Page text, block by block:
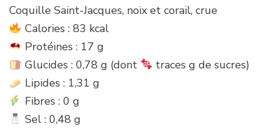
Coquille Saint-Jacques, noix et corail, crue
Calories : 83 kcal
Protéines : 17 g
Glucides : 0,78 g (dont
traces g de sucres)
Lipides : 1,31 g
Fibres : 0 g
Sel : 0,48 g